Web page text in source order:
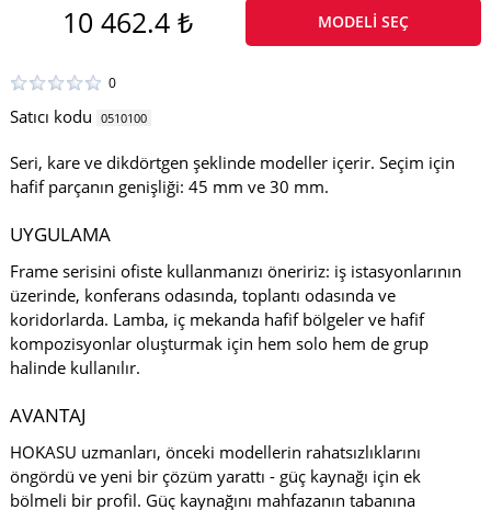
10 462.4 ₺ MODELI SEÇ
0
Satıcı kodu 0510100
Seri, kare ve dikdörtgen şeklinde modeller içerir. Seçim için
hafif parçanın genişliği: 45 mm ve 30 mm.
UYGULAMA
Frame serisini ofiste kullanmanızı öneririz: iş istasyonlarının
üzerinde, konferans odasında, toplantı odasında ve
koridorlarda. Lamba, iç mekanda hafif bölgeler ve hafif
kompozisyonlar oluşturmak için hem solo hem de grup
halinde kullanılır.
AVANTAJ
HOKASU uzmanları, önceki modellerin rahatsızlıklarını
öngördü ve yeni bir çözüm yarattı - güç kaynağı için ek
bölmeli bir profil. Güç kaynağını mahfazanın tabanına